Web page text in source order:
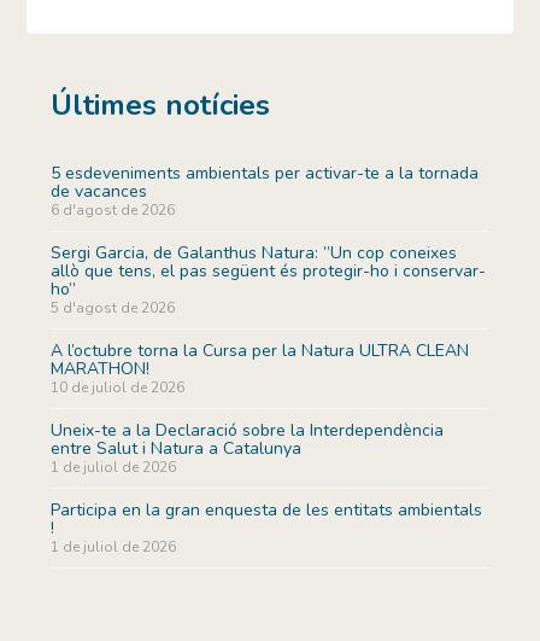
Últimes notícies
5 esdeveniments ambientals per activar-te a la tornada
de vacances
6 d'agost de 2026
Sergi Garcia, de Galanthus Natura: ”Un cop coneixes
allò que tens, el pas següent és protegir-ho i conservar-
ho”
5 d'agost de 2026
A l’octubre torna la Cursa per la Natura ULTRA CLEAN
MARATHON!
10 de juliol de 2026
Uneix-te a la Declaració sobre la Interdependència
entre Salut i Natura a Catalunya
1 de juliol de 2026
Participa en la gran enquesta de les entitats ambientals
!
1 de juliol de 2026